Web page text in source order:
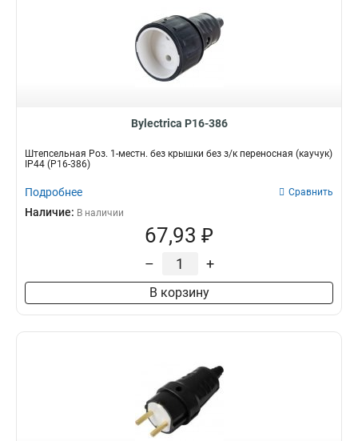
Bylectrica Р16-386
Штепсельная Роз. 1-местн. без крышки без з/к переносная (каучук)
IP44 (Р16-386)
Подробнее Сравнить
Наличие: В наличии
67,93 ₽
– +
В корзину